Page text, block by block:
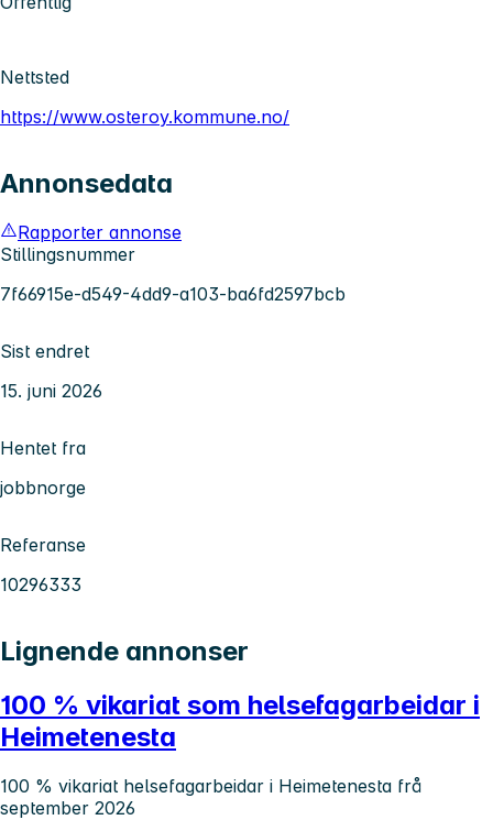
Nettsted
https://www.osteroy.kommune.no/
Annonsedata
Rapporter annonse
Stillingsnummer
7f66915e-d549-4dd9-a103-ba6fd2597bcb
Sist endret
15. juni 2026
Hentet fra
jobbnorge
Referanse
10296333
Lignende annonser
100 % vikariat som helsefagarbeidar i
Heimetenesta
100 % vikariat helsefagarbeidar i Heimetenesta frå
september 2026